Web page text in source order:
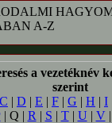
A-Z
a vezetéknév
szerint
C | D | E | F | G | H | I
| Q | R | S | T| U | V